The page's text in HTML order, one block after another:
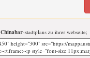
Chinabar-stadtplans zu ihrer webseite;